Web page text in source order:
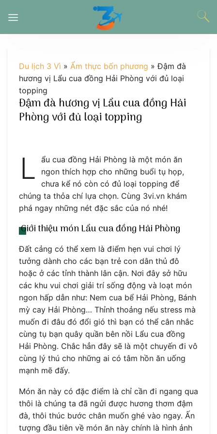
đến
Du lịch 3 Vì » Ẩm thực bốn phương »Đậm đà
hương vị Lẩu cua đồng Hải Phòng với đủ loại
topping
Đậm đà hương vị Lẩu cua đồng Hải
Phòng với đủ loại topping
L
ẩu cua đồng Hải Phòng là một món ăn
ngon thích hợp cho những buổi tụ họp,
chưa kể nó còn có đủ loại topping để
chúng ta thỏa chí lựa chọn. Cùng 3vi.vn khám
phá ngay những nét đặc sắc của nó nhé!
Giới thiệu món Lẩu cua đồng Hải Phòng
Đất cảng có thể xem là điểm hẹn vui chơi lý
tưởng dành cho các bạn trẻ con dân thủ đô
hoặc ở các tỉnh thành lân cận. Nơi đây sở hữu
các khu vui chơi giải trí sống động và loạt món
ngon hấp dẫn như: Nem cua bể Hải Phòng, Bánh
mỳ cay Hải Phòng… Thỉnh thoảng nếu stress mà
muốn đi đâu đó đổi gió thì bạn có thể cân nhắc
cùng tụ bạn quây quần bên nồi Lẩu cua đồng
Hải Phòng. Chắc hẳn đây sẽ là một chuyến đi vô
cùng lý thú cho những ai có tâm hồn ăn uống
mạnh mẽ đấy.
Món ăn này có đặc điểm là chỉ cần đi ngang qua
thôi là chúng ta đã ngửi được hương thơm đậm
đà, thôi thúc bước chân muốn ghé vào ngay. Ấn
tượng đầu tiên về món ăn này chính là hình ảnh